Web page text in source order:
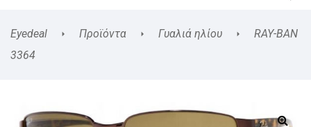
Eyedeal Προϊόντα Γυαλιά ηλίου
RAY-BAN
3364